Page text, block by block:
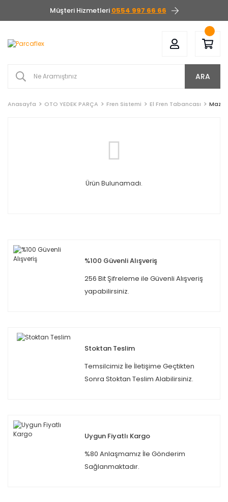
Müşteri Hizmetleri 0554 997 66 66
ARA
Anasayfa OTO YEDEK PARÇA Fren Sistemi El Fren Tabancası
Ürün Bulunamadı.
%100 Güvenli Alışveriş
256 Bit Şifreleme ile Güvenli Alışveriş
yapabilirsiniz.
Stoktan Teslim
Temsilcimiz İle İletişime Geçtikten
Sonra Stoktan Teslim Alabilirsiniz.
Uygun Fiyatlı Kargo
%80 Anlaşmamız İle Gönderim
Sağlanmaktadır.